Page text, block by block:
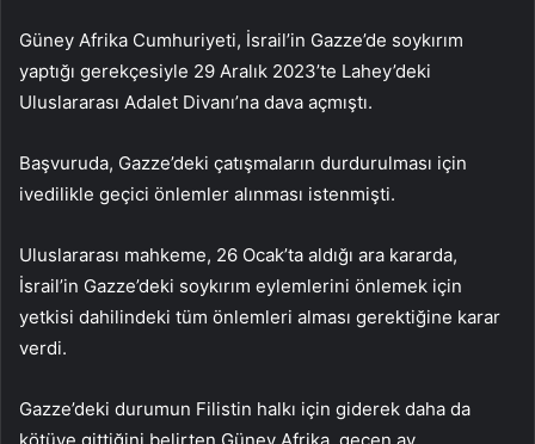
Güney Afrika Cumhuriyeti, İsrail’in Gazze’de soykırım
yaptığı gerekçesiyle 29 Aralık 2023’te Lahey’deki
Uluslararası Adalet Divanı’na dava açmıştı.
Başvuruda, Gazze’deki çatışmaların durdurulması için
ivedilikle geçici önlemler alınması istenmişti.
Uluslararası mahkeme, 26 Ocak’ta aldığı ara kararda,
İsrail’in Gazze’deki soykırım eylemlerini önlemek için
yetkisi dahilindeki tüm önlemleri alması gerektiğine karar
verdi.
Gazze’deki durumun Filistin halkı için giderek daha da